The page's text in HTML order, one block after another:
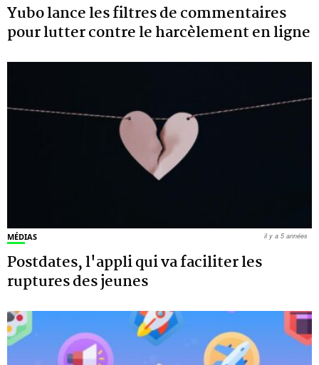
Yubo lance les filtres de commentaires
pour lutter contre le harcèlement en ligne
MÉDIAS
Postdates, l'appli qui va faciliter les
ruptures des jeunes
il y a 5 années